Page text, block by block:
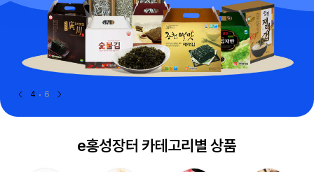
4 6
e홍성장터 카테고리별 상품